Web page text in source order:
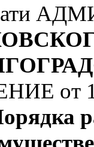
от